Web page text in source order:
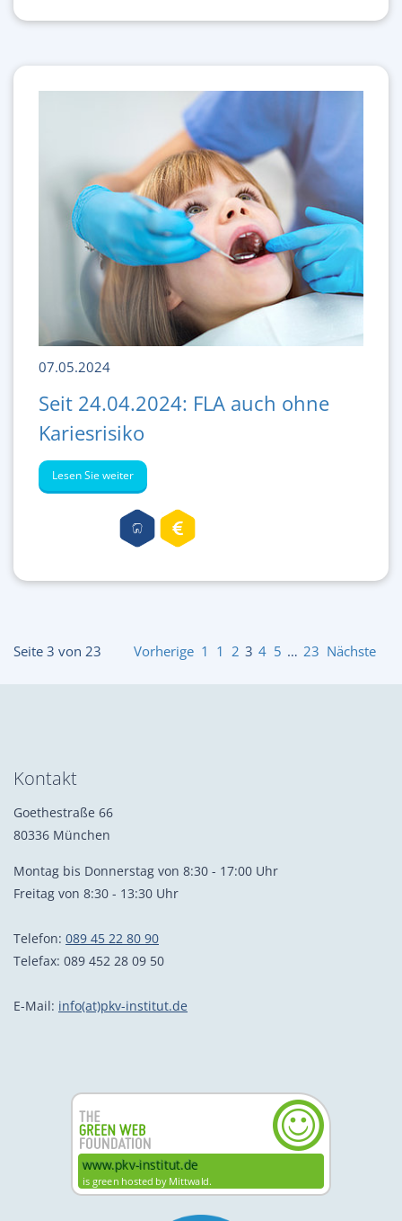
07.05.2024
Seit 24.04.2024: FLA auch ohne
Kariesrisiko
Lesen Sie weiter
Seite 3 von 23 Vorherige 1 1 2 3 4 5 … 23 Nächste
Kontakt
Goethestraße 66
80336 München
Montag bis Donnerstag von 8:30 - 17:00 Uhr
Freitag von 8:30 - 13:30 Uhr
Telefon: 089 45 22 80 90
Telefax: 089 452 28 09 50
E-Mail: info(at)pkv-institut.de